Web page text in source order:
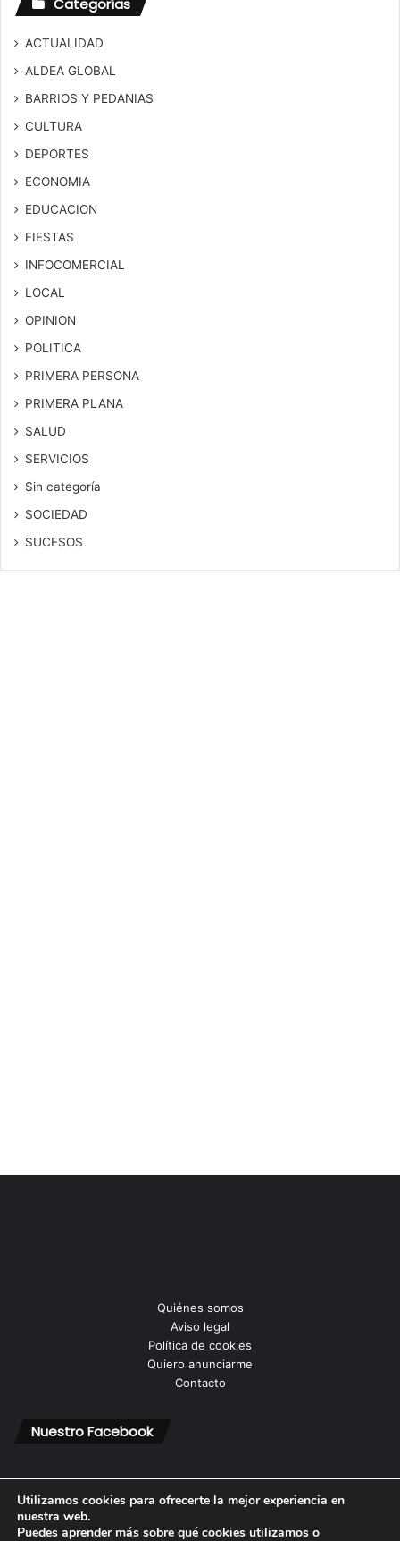
Categorías
ACTUALIDAD
ALDEA GLOBAL
BARRIOS Y PEDANIAS
CULTURA
DEPORTES
ECONOMIA
EDUCACION
FIESTAS
INFOCOMERCIAL
LOCAL
OPINION
POLITICA
PRIMERA PERSONA
PRIMERA PLANA
SALUD
SERVICIOS
Sin categoría
SOCIEDAD
SUCESOS
Quiénes somos
Aviso legal
Política de cookies
Quiero anunciarme
Contacto
Nuestro Facebook
Utilizamos cookies para ofrecerte la mejor experiencia en
nuestra web.
Puedes aprender más sobre qué cookies utilizamos o